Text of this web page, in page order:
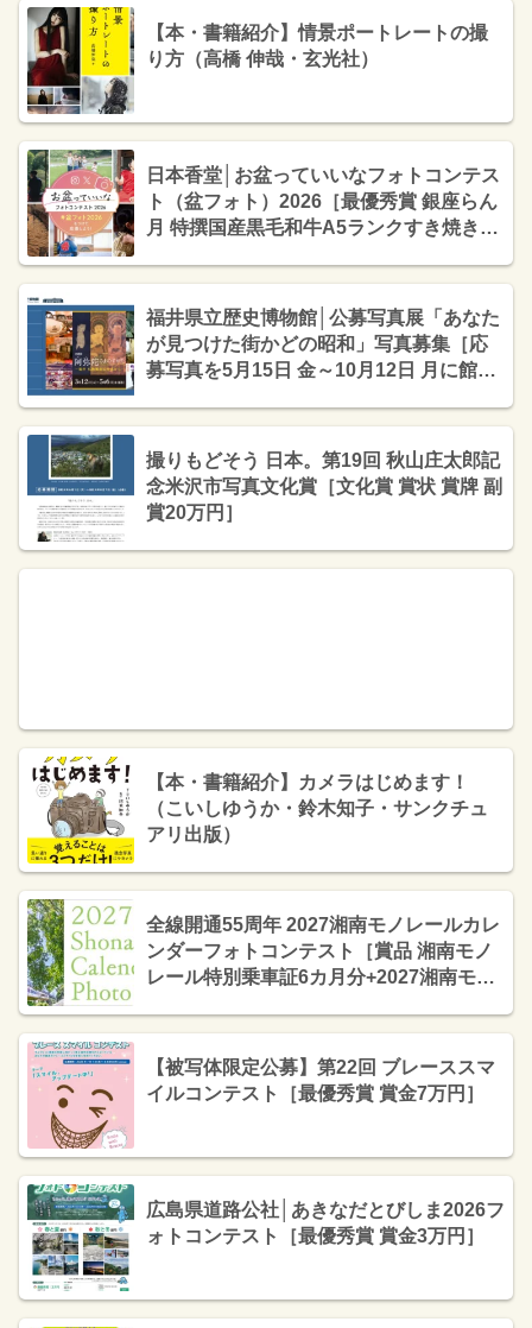
【本・書籍紹介】情景ポートレートの撮
り方（高橋 伸哉・玄光社）
日本香堂│お盆っていいなフォトコンテス
ト（盆フォト）2026［最優秀賞 銀座らん
月 特撰国産黒毛和牛A5ランクすき焼きセ
トカード8万円分］
福井県立歴史博物館│公募写真展「あなた
が見つけた街かどの昭和」写真募集［応
募写真を5月15日 金～10月12日 月に館内
撮りもどそう 日本。第19回 秋山庄太郎記
念米沢市写真文化賞［文化賞 賞状 賞牌 副
賞20万円］
【本・書籍紹介】カメラはじめます！
（こいしゆうか・鈴木知子・サンクチュ
アリ出版）
全線開通55周年 2027湘南モノレールカレ
ンダーフォトコンテスト［賞品 湘南モノ
レール特別乗車証6カ月分+2027湘南モノ
【被写体限定公募】第22回 ブレーススマ
イルコンテスト［最優秀賞 賞金7万円］
広島県道路公社│あきなだとびしま2026フ
ォトコンテスト［最優秀賞 賞金3万円］